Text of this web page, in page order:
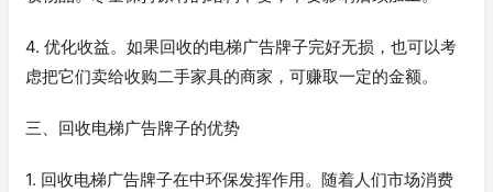
4. 优化收益。如果回收的电梯广告牌子完好无损，也可以考
虑把它们卖给收购二手家具的商家，可赚取一定的金额。
三、回收电梯广告牌子的优势
1. 回收电梯广告牌子在中环保发挥作用。随着人们市场消费